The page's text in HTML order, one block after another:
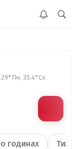
35.4°Сх
годинах